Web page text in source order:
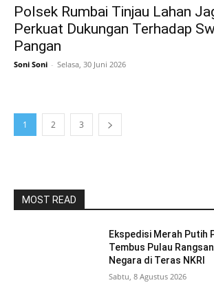
Polsek Rumbai Tinjau Lahan
Perkuat Dukungan Terhadap
Pangan
Soni Soni - Selasa, 30 Juni 2026
1 2 3
MOST READ
Ekspedisi Merah Putih
Tembus Pulau
Negara di Teras NKRI
Sabtu, 8 Agustus 2026